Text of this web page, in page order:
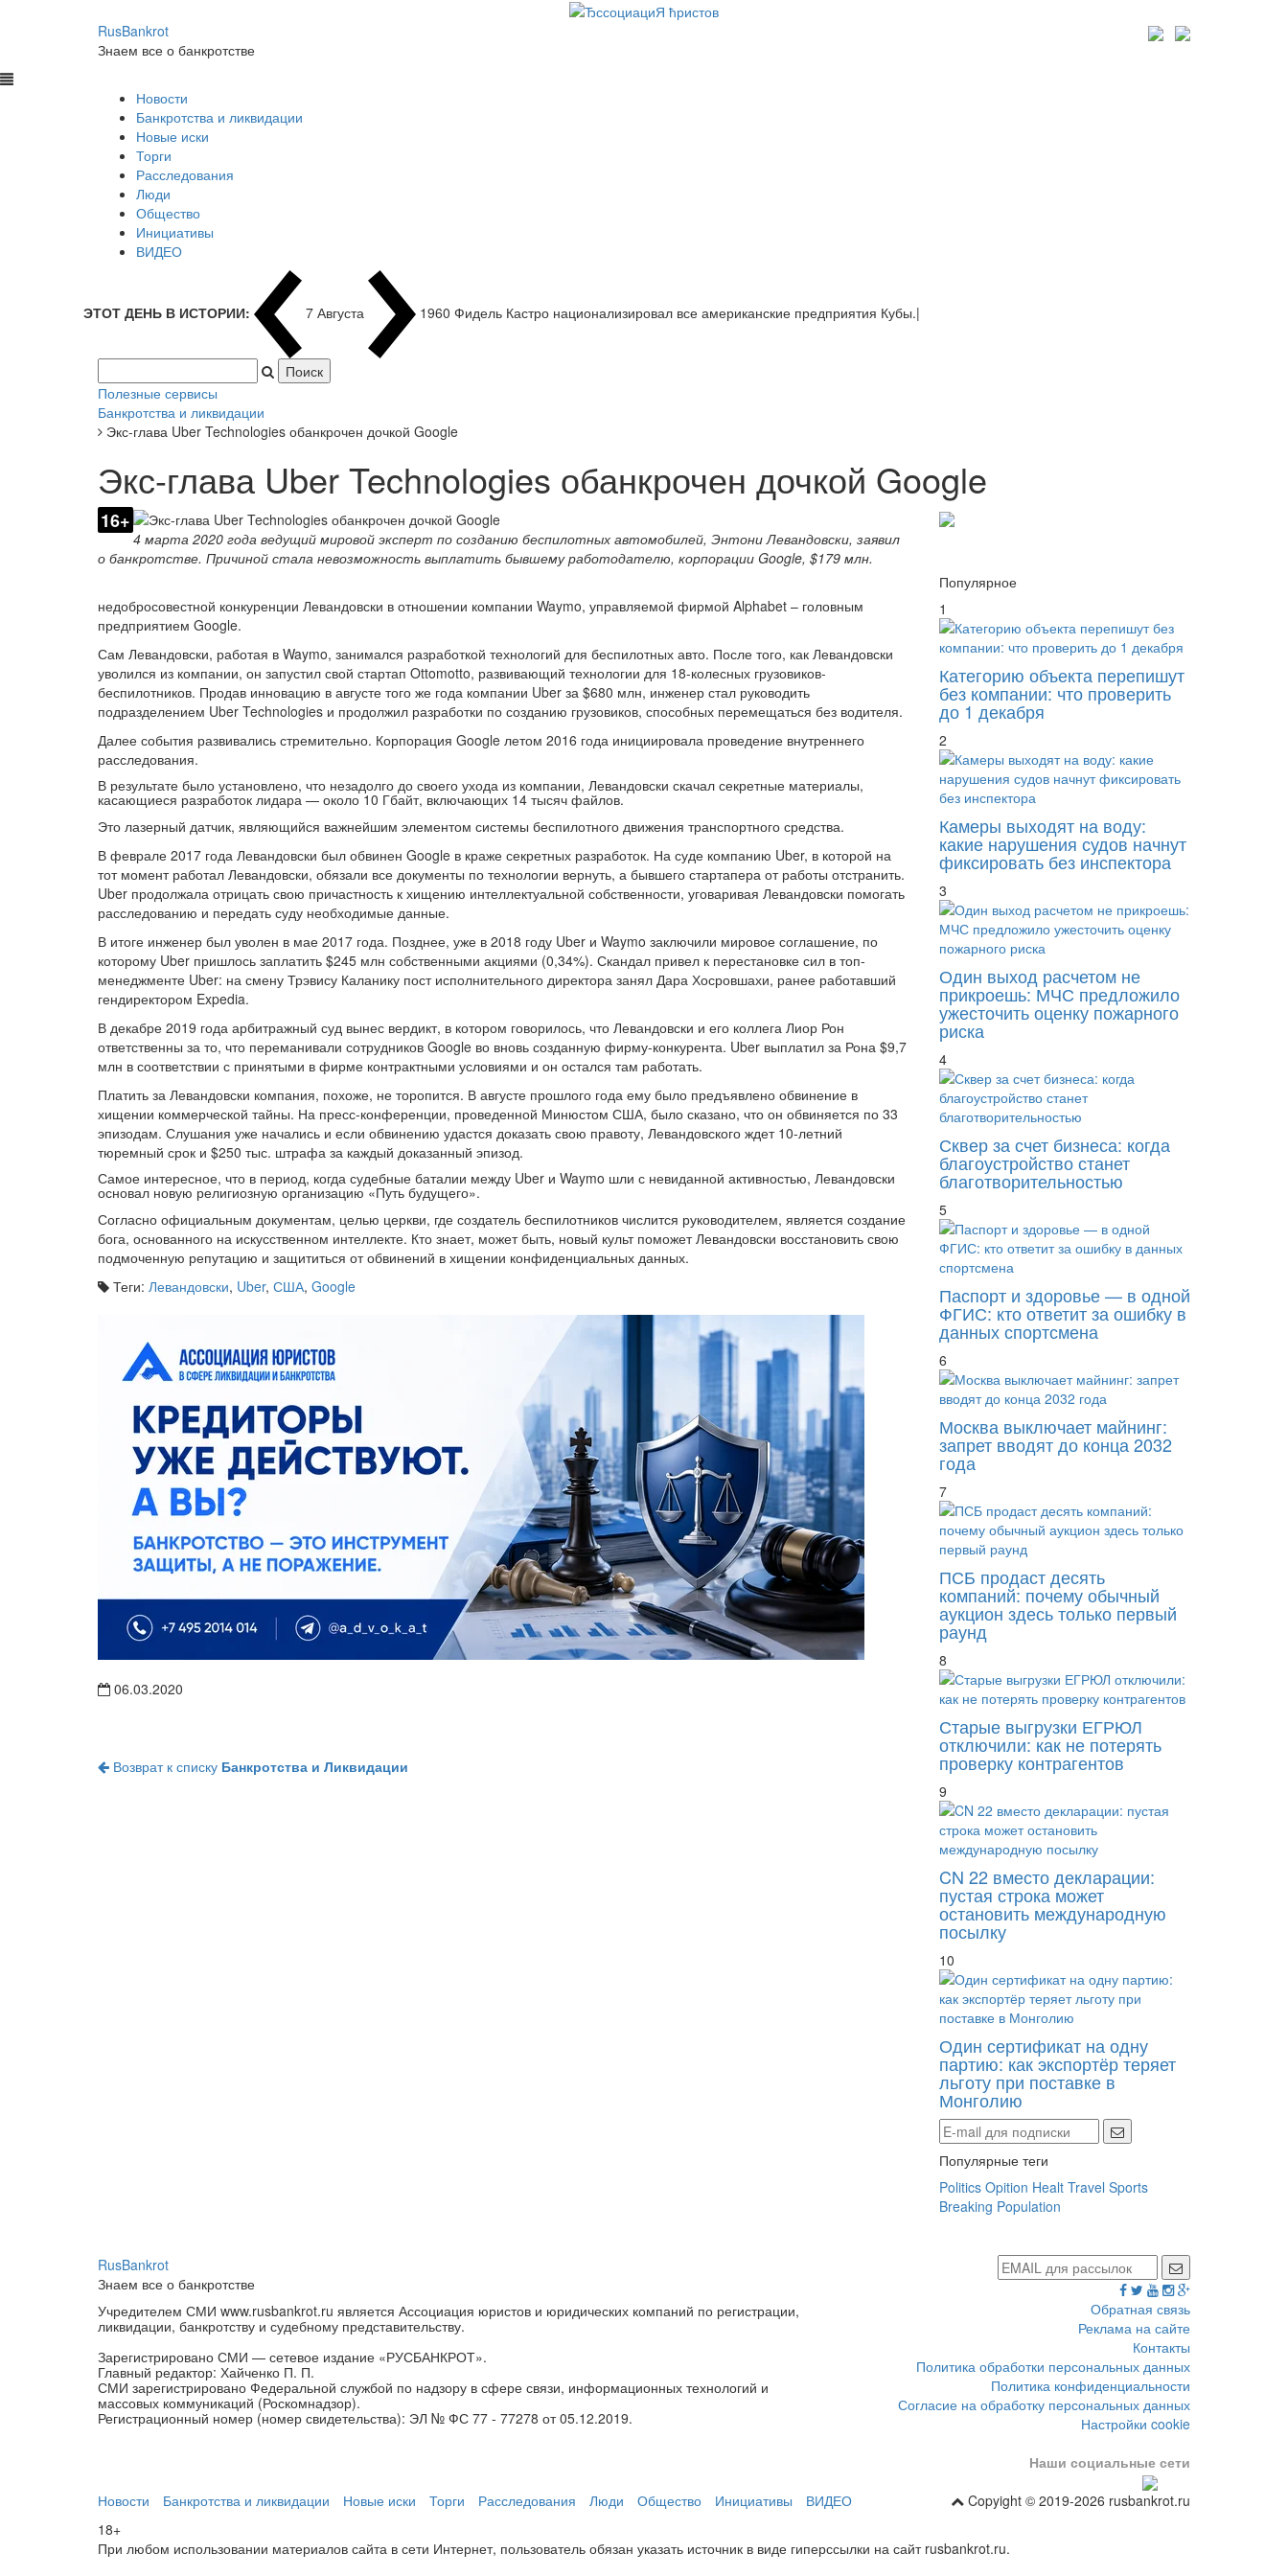
RusBankrot
Знаем все о банкротстве
Новости
Банкротства и ликвидации
Новые иски
Торги
Расследования
Люди
Общество
Инициативы
ВИДЕО
ЭТОТ ДЕНЬ В ИСТОРИИ: 7 Августа 1960 Фидель Кастро национализировал все американские предприятия Кубы.|
Полезные сервисы
Банкротства и ликвидации
Экс-глава Uber Technologies обанкрочен дочкой Google
Экс-глава Uber Technologies обанкрочен дочкой Google
16+
4 марта 2020 года ведущий мировой эксперт по созданию беспилотных автомобилей, Энтони Левандовски, заявил
о банкротстве. Причиной стала невозможность выплатить бывшему работодателю, корпорации Google, $179 млн.
недобросовестной конкуренции Левандовски в отношении компании Waymo, управляемой фирмой Alphabet – головным
предприятием Google.
Сам Левандовски, работая в Waymo, занимался разработкой технологий для беспилотных авто. После того, как Левандовски
уволился из компании, он запустил свой стартап Ottomotto, развивающий технологии для 18-колесных грузовиков-
беспилотников. Продав инновацию в августе того же года компании Uber за $680 млн, инженер стал руководить
подразделением Uber Technologies и продолжил разработки по созданию грузовиков, способных перемещаться без водителя.
Далее события развивались стремительно. Корпорация Google летом 2016 года инициировала проведение внутреннего
расследования.
В результате было установлено, что незадолго до своего ухода из компании, Левандовски скачал секретные материалы,
касающиеся разработок лидара — около 10 Гбайт, включающих 14 тысяч файлов.
Это лазерный датчик, являющийся важнейшим элементом системы беспилотного движения транспортного средства.
В феврале 2017 года Левандовски был обвинен Google в краже секретных разработок. На суде компанию Uber, в которой на
тот момент работал Левандовски, обязали все документы по технологии вернуть, а бывшего стартапера от работы отстранить.
Uber продолжала отрицать свою причастность к хищению интеллектуальной собственности, уговаривая Левандовски помогать
расследованию и передать суду необходимые данные.
В итоге инженер был уволен в мае 2017 года. Позднее, уже в 2018 году Uber и Waymo заключили мировое соглашение, по
которому Uber пришлось заплатить $245 млн собственными акциями (0,34%). Скандал привел к перестановке сил в топ-
менеджменте Uber: на смену Трэвису Каланику пост исполнительного директора занял Дара Хосровшахи, ранее работавший
гендиректором Expedia.
В декабре 2019 года арбитражный суд вынес вердикт, в котором говорилось, что Левандовски и его коллега Лиор Рон
ответственны за то, что переманивали сотрудников Google во вновь созданную фирму-конкурента. Uber выплатил за Рона $9,7
млн в соответствии с принятыми в фирме контрактными условиями и он остался там работать.
Платить за Левандовски компания, похоже, не торопится. В августе прошлого года ему было предъявлено обвинение в
хищении коммерческой тайны. На пресс-конференции, проведенной Минюстом США, было сказано, что он обвиняется по 33
эпизодам. Слушания уже начались и если обвинению удастся доказать свою правоту, Левандовского ждет 10-летний
тюремный срок и $250 тыс. штрафа за каждый доказанный эпизод.
Самое интересное, что в период, когда судебные баталии между Uber и Waymo шли с невиданной активностью, Левандовски
основал новую религиозную организацию «Путь будущего».
Согласно официальным документам, целью церкви, где создатель беспилотников числится руководителем, является создание
бога, основанного на искусственном интеллекте. Кто знает, может быть, новый культ поможет Левандовски восстановить свою
подмоченную репутацию и защититься от обвинений в хищении конфиденциальных данных.
Теги: Левандовски, Uber, США, Google
06.03.2020
Возврат к списку Банкротства и Ликвидации
Популярное
1
Категорию объекта перепишут
без компании: что проверить
до 1 декабря
2
Камеры выходят на воду:
какие нарушения судов начнут
фиксировать без инспектора
3
Один выход расчетом не
прикроешь: МЧС предложило
ужесточить оценку пожарного
риска
4
Сквер за счет бизнеса: когда
благоустройство станет
благотворительностью
5
Паспорт и здоровье — в одной
ФГИС: кто ответит за ошибку в
данных спортсмена
6
Москва выключает майнинг:
запрет вводят до конца 2032
года
7
ПСБ продаст десять
компаний: почему обычный
аукцион здесь только первый
раунд
8
Старые выгрузки ЕГРЮЛ
отключили: как не потерять
проверку контрагентов
9
CN 22 вместо декларации:
пустая строка может
остановить международную
посылку
10
Один сертификат на одну
партию: как экспортёр теряет
льготу при поставке в
Монголию
Популярные теги
Politics Opition Healt Travel Sports
Breaking Population
RusBankrot
Знаем все о банкротстве
Учредителем СМИ www.rusbankrot.ru является Ассоциация юристов и юридических компаний по регистрации,
ликвидации, банкротству и судебному представительству.
Зарегистрировано СМИ — сетевое издание «РУСБАНКРОТ».
Главный редактор: Хайченко П. П.
СМИ зарегистрировано Федеральной службой по надзору в сфере связи, информационных технологий и
массовых коммуникаций (Роскомнадзор).
Регистрационный номер (номер свидетельства): ЭЛ № ФС 77 - 77278 от 05.12.2019.
Обратная связь
Реклама на сайте
Контакты
Политика обработки персональных данных
Политика конфиденциальности
Согласие на обработку персональных данных
Настройки cookie
Наши социальные сети
Новости Банкротства и ликвидации Новые иски Торги Расследования Люди Общество Инициативы ВИДЕО
Copyight © 2019-2026 rusbankrot.ru
18+
При любом использовании материалов сайта в сети Интернет, пользователь обязан указать источник в виде гиперссылки на сайт rusbankrot.ru.